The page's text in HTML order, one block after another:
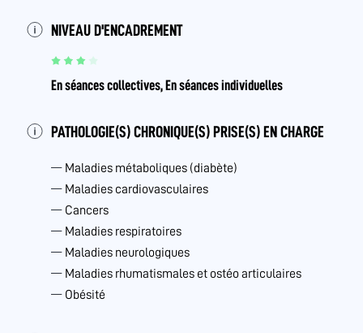
NIVEAU D'ENCADREMENT
En séances collectives, En séances individuelles
PATHOLOGIE(S) CHRONIQUE(S) PRISE(S) EN CHARGE
Maladies métaboliques (diabète)
Maladies cardiovasculaires
Cancers
Maladies respiratoires
Maladies neurologiques
Maladies rhumatismales et ostéo articulaires
Obésité